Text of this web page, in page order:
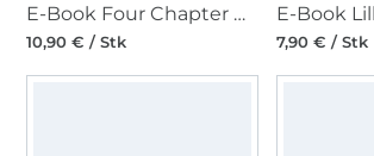
E-Book Four Chapter Das Damen Sommerding
10,90 € / Stk 7,90 € / Stk